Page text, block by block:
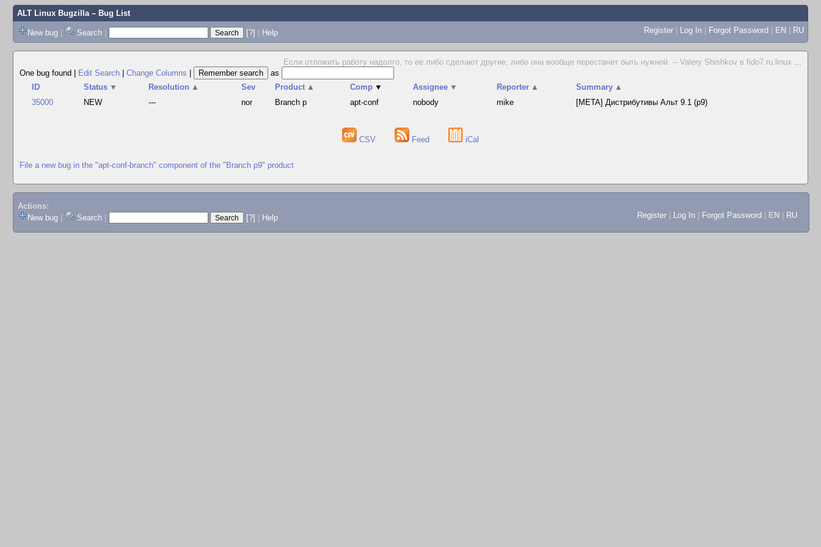
ALT Linux Bugzilla– Bug List
New bug | Search | [?] | Help Register | Log In | Forgot Password | EN | RU
Если отложить работу надолго, то ее либо сделают другие, либо она вообще перестанет быть нужной. -- Valery Shishkov в fido7.ru.linux ...
One bug found
Edit Search Change Columns
as
ID
Status ▼ Resolution ▲ Sev Product ▲ Comp ▼ Assignee ▼ Reporter ▲ Summary ▲
35000
NEW --- nor Branch p apt-conf nobody mike [META] Дистрибутивы Альт 9.1 (p9)
CSV Feed iCal
File a new bug in the "apt-conf-branch" component of the "Branch p9" product
Actions:
New bug
Search [?] Help Register Log In Forgot Password EN RU